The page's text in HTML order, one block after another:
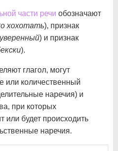
части речи обозначают
хохотать), признак
) и признак
).
глагол, могут
или количественный
наречия) и
при которых
или будет происходить
наречия.